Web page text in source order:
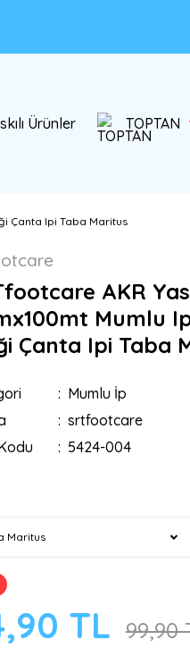
Ürünler TOPTAN
Çanta Ipi Taba Maritus
AKR
Mumlu
Çanta Ipi Taba
Mumlu İp
srtfootcare
5424-004
TL 99,90